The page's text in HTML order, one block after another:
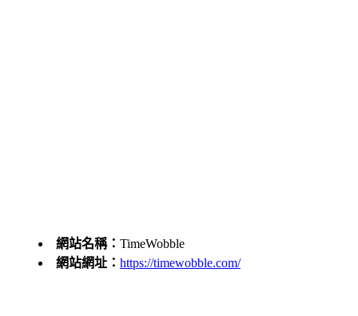
網站名稱： TimeWobble
網站網址： https://timewobble.com/